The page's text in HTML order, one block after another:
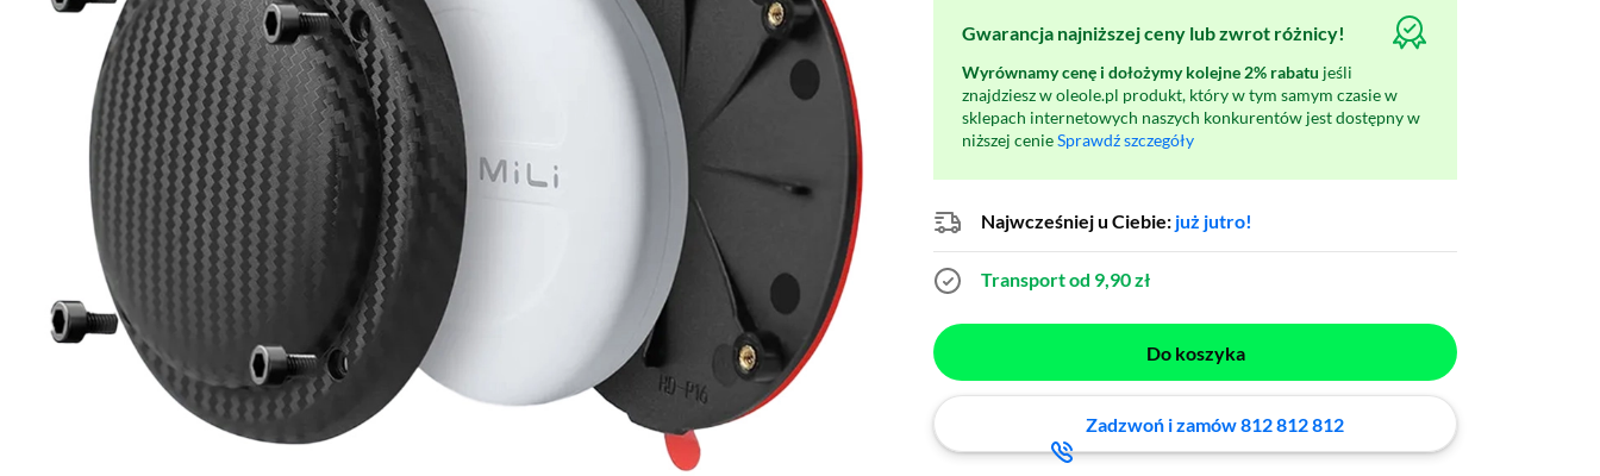
Gwarancja najniższej ceny lub zwrot różnicy!
Wyrównamy cenę i dołożymy kolejne 2% rabatu jeśli
znajdziesz w oleole.pl produkt, który w tym samym czasie w
sklepach internetowych naszych konkurentów jest dostępny w
niższej cenieSprawdź szczegóły
Najwcześniej u Ciebie: już jutro!
Transport od 9,90 zł
Do koszyka
Zadzwoń i zamów 812 812 812